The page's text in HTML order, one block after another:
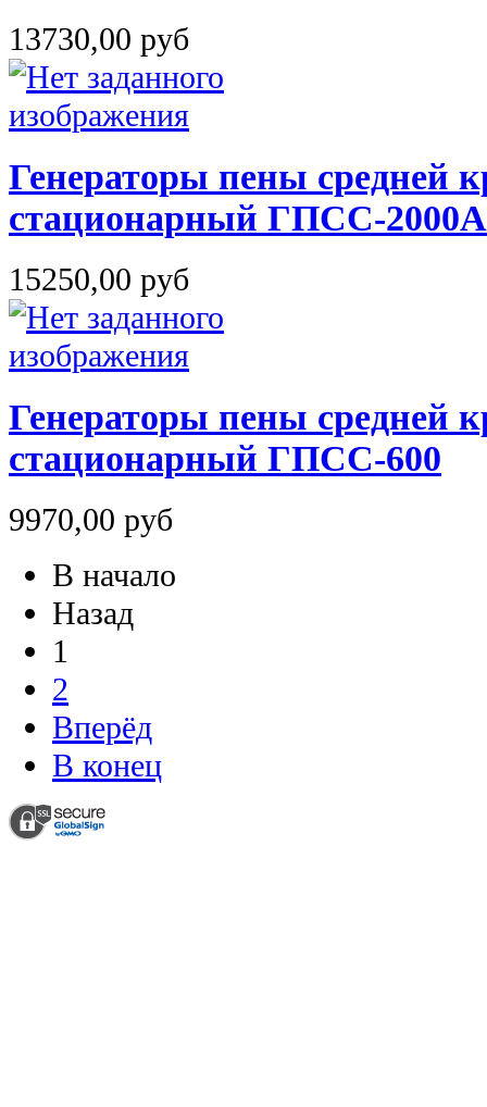
13730,00 руб
Генераторы пены средней
стационарный ГПСС-2000А
15250,00 руб
Генераторы пены средней
стационарный ГПСС-600
9970,00 руб
В начало
Назад
1
2
Вперёд
В конец